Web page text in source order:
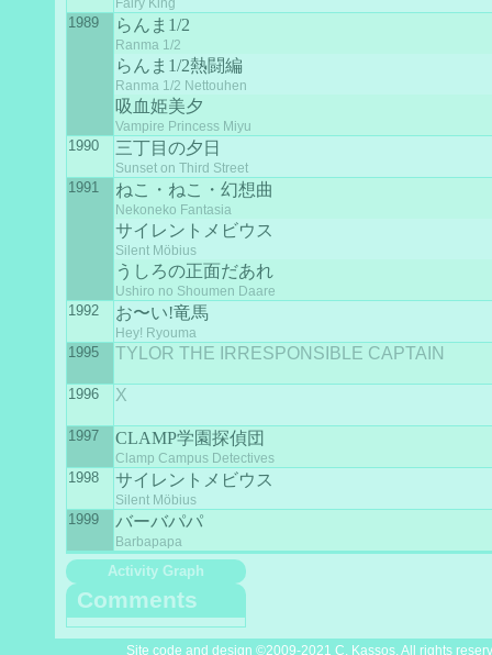
Fairy King
1989 らんま1/2
Ranma 1/2
らんま1/2熱闘編
Ranma 1/2 Nettouhen
吸血姫美夕
Vampire Princess Miyu
1990 三丁目の夕日
Sunset on Third Street
1991 ねこ・ねこ・幻想曲
Nekoneko Fantasia
サイレントメビウス
Silent Möbius
うしろの正面だあれ
Ushiro no Shoumen Daare
1992 お〜い!竜馬
Hey! Ryouma
1995 TYLOR THE IRRESPONSIBLE CAPTAIN
1996 X
1997 CLAMP学園探偵団
Clamp Campus Detectives
1998 サイレントメビウス
Silent Möbius
1999 バーバパパ
Barbapapa
Activity Graph
Comments
Site code and design ©2009-2021 C. Kassos. All rights